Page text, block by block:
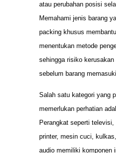
atau perubahan posisi
Memahami jenis barang
packing khusus
menentukan metode
sehingga risiko
sebelum barang
Salah satu kategori yang
memerlukan perhatian
Perangkat seperti televisi,
printer, mesin cuci,
audio memiliki komponen